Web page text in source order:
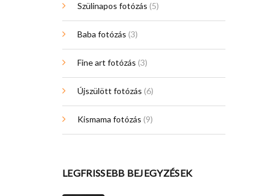
Szülinapos fotózás (5)
Baba fotózás (3)
Fine art fotózás (3)
Újszülött fotózás (6)
Kismama fotózás (9)
LEGFRISSEBB BEJEGYZÉSEK